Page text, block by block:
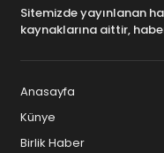
Sitemizde yayınlanan
kaynaklarına aittir,
Anasayfa
Künye
Birlik Haber